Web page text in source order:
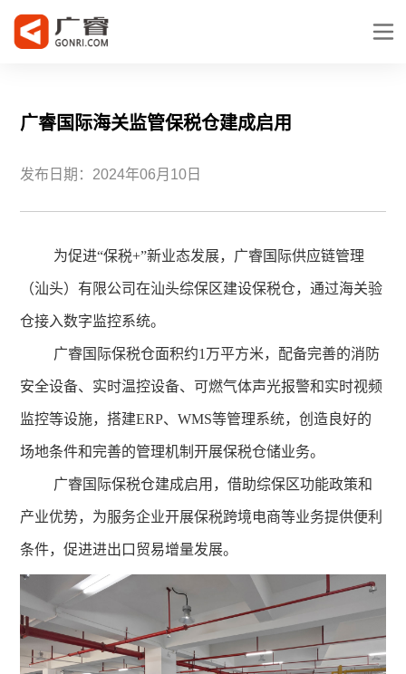
广睿国际海关监管保税仓建成启用
发布日期：2024年06月10日
为促进“保税+”新业态发展，广睿国际供应链管理
（汕头）有限公司在汕头综保区建设保税仓，通过海关验
仓接入数字监控系统。
广睿国际保税仓面积约1万平方米，配备完善的消防
安全设备、实时温控设备、可燃气体声光报警和实时视频
监控等设施，搭建ERP、WMS等管理系统，创造良好的
场地条件和完善的管理机制开展保税仓储业务。
广睿国际保税仓建成启用，借助综保区功能政策和
产业优势，为服务企业开展保税跨境电商等业务提供便利
条件，促进进出口贸易增量发展。